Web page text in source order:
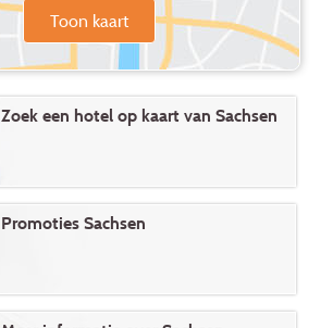
Toon kaart
Zoek een hotel op kaart van Sachsen
Promoties Sachsen